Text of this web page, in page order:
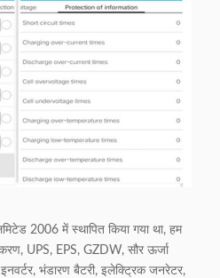
2006 में स्थापित किया गया था, हम
UPS, EPS, GZDW, सौर ऊर्जा
भंडारण बैटरी, इलेक्ट्रिक जनरेटर,